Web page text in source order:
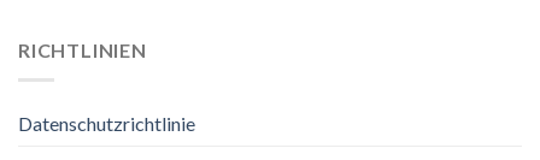
RICHTLINIEN
Datenschutzrichtlinie